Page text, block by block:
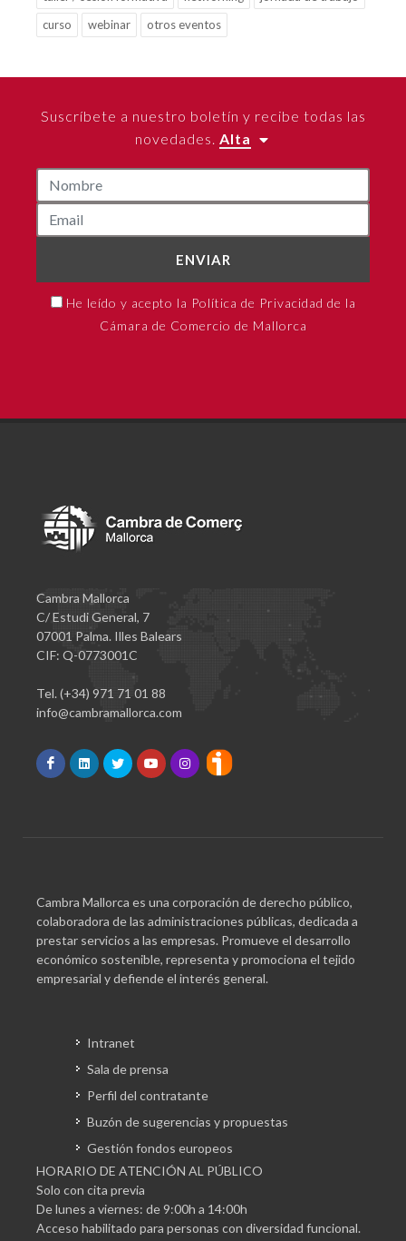
curso
webinar otros eventos
Suscríbete a nuestro boletín y recibe todas las
novedades. Alta
ENVIAR
He leído y acepto la Política de Privacidad de la
Cámara de Comercio de Mallorca
Cambra Mallorca
C/ Estudi General, 7
07001 Palma. Illes Balears
CIF: Q-0773001C
Tel. (+34) 971 71 01 88
info@cambramallorca.com
Cambra Mallorca es una corporación de derecho público,
colaboradora de las administraciones públicas, dedicada a
prestar servicios a las empresas. Promueve el desarrollo
económico sostenible, representa y promociona el tejido
empresarial y defiende el interés general.
Intranet
Sala de prensa
Perfil del contratante
Buzón de sugerencias y propuestas
Gestión fondos europeos
HORARIO DE ATENCIÓN AL PÚBLICO
Solo con cita previa
De lunes a viernes: de 9:00h a 14:00h
Acceso habilitado para personas con diversidad funcional.